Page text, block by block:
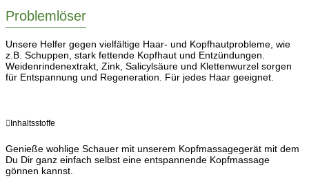
Problemlöser
Unsere Helfer gegen vielfältige Haar- und Kopfhautprobleme, wie
z.B. Schuppen, stark fettende Kopfhaut und Entzündungen.
Weidenrindenextrakt, Zink, Salicylsäure und Klettenwurzel sorgen
für Entspannung und Regeneration. Für jedes Haar geeignet.
Inhaltsstoffe
Genieße wohlige Schauer mit unserem Kopfmassagegerät mit dem
Du Dir ganz einfach selbst eine entspannende Kopfmassage
gönnen kannst.